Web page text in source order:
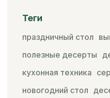
Теги
праздничный стол
полезные десерты
кухонная техника
новогодний стол